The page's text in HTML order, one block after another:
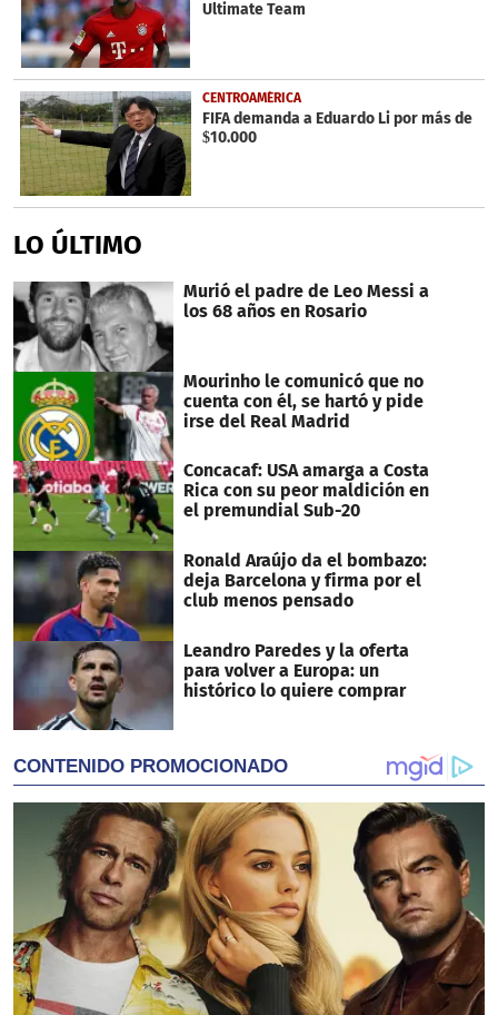
Ultimate Team
CENTROAMÉRICA
FIFA demanda a Eduardo Li por más de
$10.000
LO ÚLTIMO
Murió el padre de Leo Messi a
los 68 años en Rosario
Mourinho le comunicó que no
cuenta con él, se hartó y pide
irse del Real Madrid
Concacaf: USA amarga a Costa
Rica con su peor maldición en
el premundial Sub-20
Ronald Araújo da el bombazo:
deja Barcelona y firma por el
club menos pensado
Leandro Paredes y la oferta
para volver a Europa: un
histórico lo quiere comprar